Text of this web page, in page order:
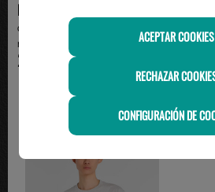
NIKE
camiseta manga corta hombre
nike club varsity, ...
29.99€
ACEPTAR COOKIES
RECHAZAR
CONFIGURACIÓN DE